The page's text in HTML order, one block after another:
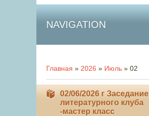
NAVIGATION
Главная » 2026 » Июль » 02
02/06/2026 г Заседание
литературного клуба
-мастер класс